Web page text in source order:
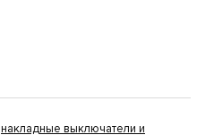
накладные выключатели и